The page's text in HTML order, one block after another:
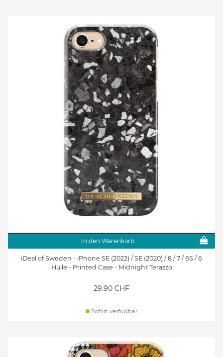
In den Warenkorb
iDeal of Sweden - iPhone SE (2022) / SE (2020) / 8 / 7 / 6S / 6
Hülle - Printed Case - Midnight Terazzo
29.90 CHF
Sofort verfügbar